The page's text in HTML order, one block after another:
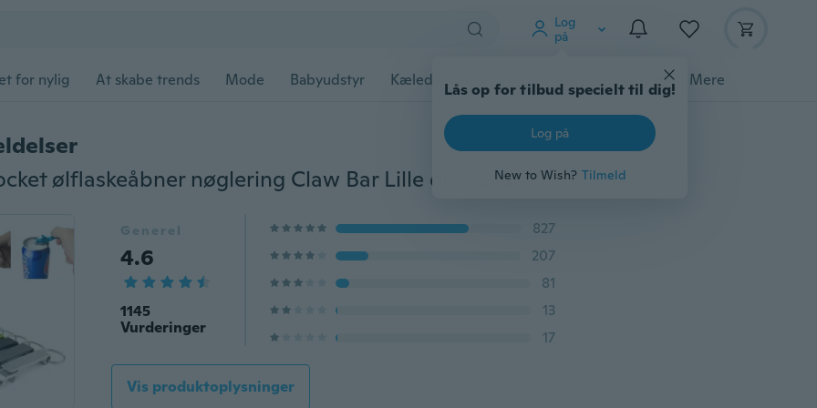
Log
på
Lås op for tilbud specielt til dig!
Log på
New to Wish? Tilmeld
for nylig At skabe trends Mode Babyudstyr Kæledyrstilbehør Gadgets Værktøj Mere
3 stk Mini Pocket ølflaskeåbner nøglering Claw Bar Lille drikkevare nøglering Ring tilfældig farve
Generel
4.6
1145
Vurderinger
827
207
81
13
17
Vis produktoplysninger